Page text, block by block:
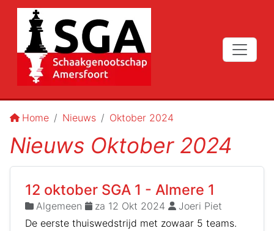
Home Nieuws Oktober 2024
Nieuws Oktober 2024
12 oktober SGA 1 - Almere 1
Algemeen za 12 Okt 2024
Joeri Piet
De eerste thuiswedstrijd met zowaar 5 teams.